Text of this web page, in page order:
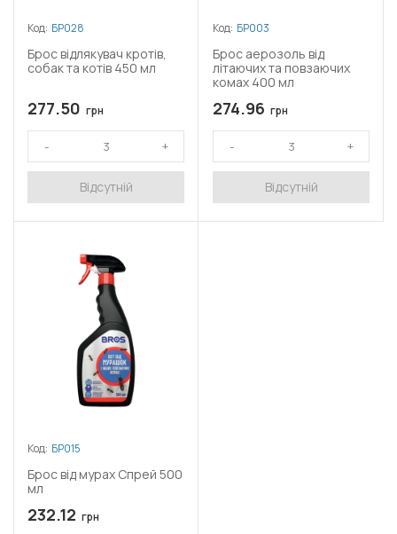
Код: БР028
Брос відлякувач кротів,
собак та котів 450 мл
277.50 грн
Відсутній
Код: БР003
Брос аерозоль від
літаючих та повзаючих
комах 400 мл
274.96 грн
Відсутній
Код: БР015
Брос від мурах Спрей 500
мл
232.12 грн